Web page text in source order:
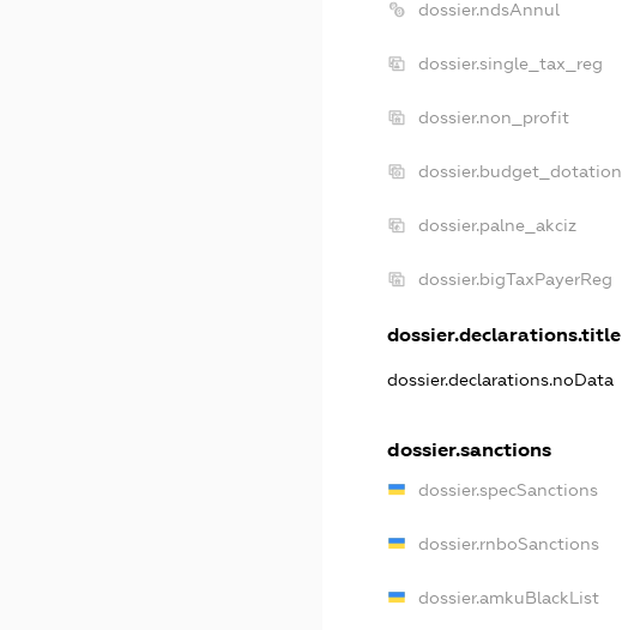
dossier.ndsAnnul
dossier.single_tax_reg
dossier.non_profit
dossier.budget_dotation
dossier.palne_akciz
dossier.bigTaxPayerReg
dossier.declarations.title
dossier.declarations.noData
dossier.sanctions
dossier.specSanctions
dossier.rnboSanctions
dossier.amkuBlackList